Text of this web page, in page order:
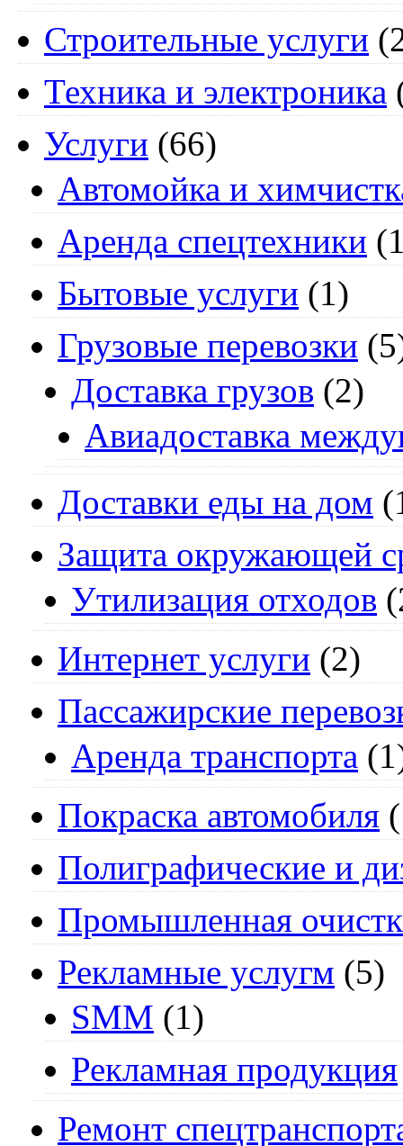
Строительные услуги
Техника и электроника
Услуги (66)
Автомойка и
Аренда спецтехники
Бытовые услуги (1)
Грузовые перевозки
Доставка грузов (2)
Авиадоставка
Доставки еды на дом
Защита окружающей
Утилизация отходов
Интернет услуги (2)
Пассажирские
Аренда транспорта
Покраска автомобиля
Полиграфические и
Промышленная
Рекламные услугм (5)
SMM (1)
Рекламная продукция
Ремонт